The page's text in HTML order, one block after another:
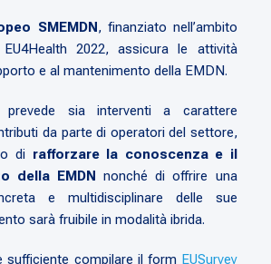
SMEMDN, finanziato nell’ambito
2022, assicura le attività
e al mantenimento della EMDN.
prevede sia interventi a carattere
da parte di operatori del settore,
di rafforzare la conoscenza e il
della EMDN nonché di offrire una
e multidisciplinare delle sue
sarà fruibile in modalità ibrida.
sufficiente compilare il form EUSurvey